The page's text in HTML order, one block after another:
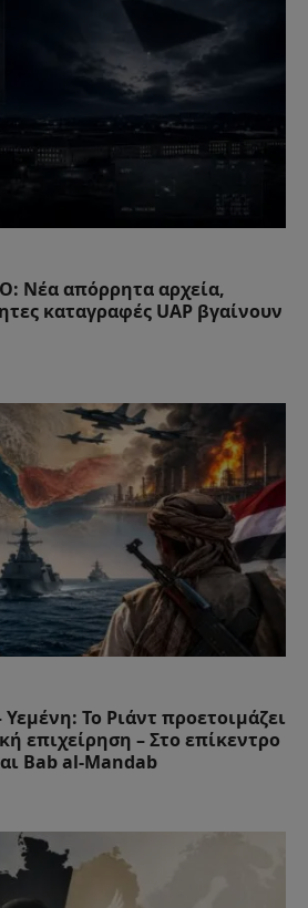
Νέα απόρρητα αρχεία,
καταγραφές UAP βγαίνουν
Το Ριάντ προετοιμάζει
επιχείρηση – Στο επίκεντρο
Bab al-Mandab